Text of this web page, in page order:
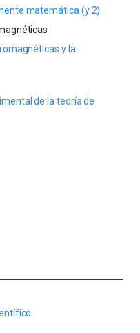
matemática (y 2)
y la
de la teoría de